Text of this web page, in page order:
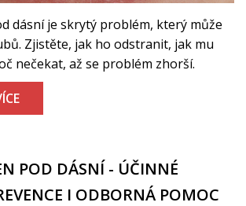
dásní je skrytý problém, který může
Zjistěte, jak ho odstranit, jak mu
nečekat, až se problém zhorší.
POD DÁSNÍ - ÚČINNÉ
I ODBORNÁ POMOC